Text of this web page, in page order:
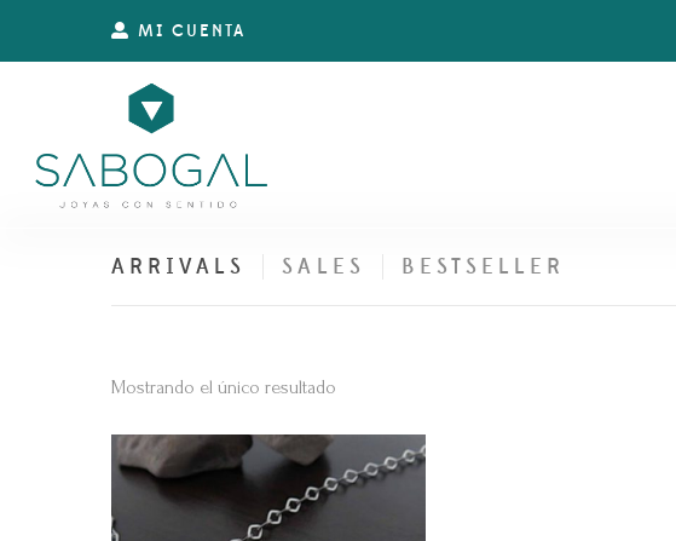
MI CUENTA
ARRIVALS SALES BESTSELLER
Mostrando el único resultado